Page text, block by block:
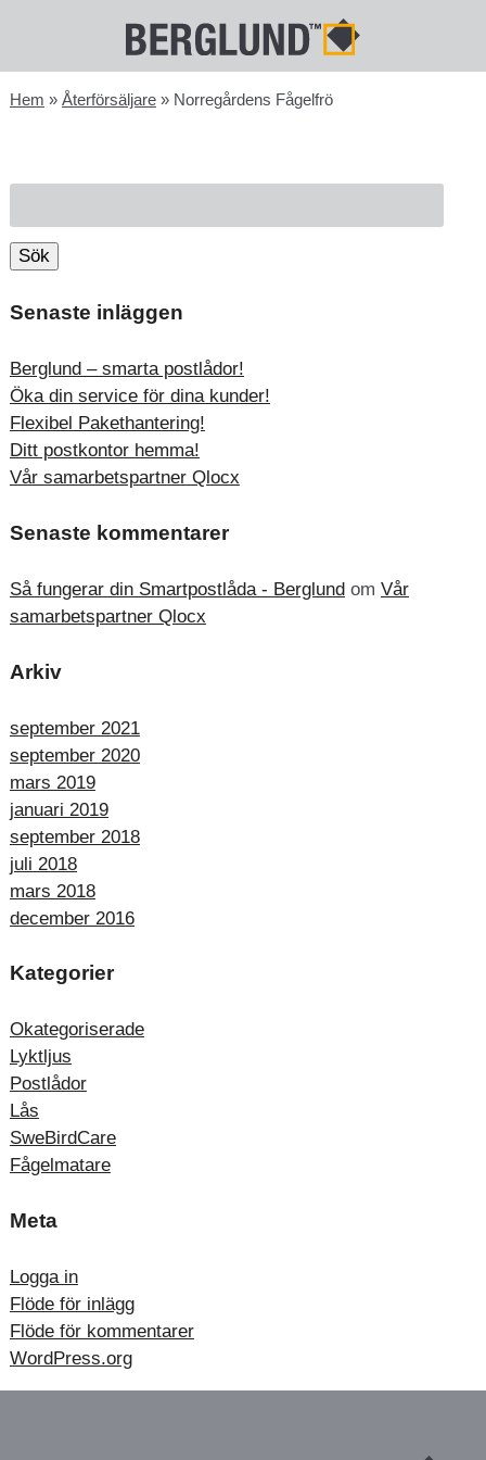
Hem » Återförsäljare» Norregårdens Fågelfrö
efter:
Sök
Senaste inläggen
Berglund – smarta postlådor!
Öka din service för dina kunder!
Flexibel Pakethantering!
Ditt postkontor hemma!
Vår samarbetspartner Qlocx
Senaste kommentarer
Så fungerar din Smartpostlåda - Berglundom Vår
samarbetspartner Qlocx
Arkiv
september 2021
september 2020
mars 2019
januari 2019
september 2018
juli 2018
mars 2018
december 2016
Kategorier
Okategoriserade
Lyktljus
Postlådor
Lås
SweBirdCare
Fågelmatare
Meta
Logga in
Flöde för inlägg
Flöde för kommentarer
WordPress.org